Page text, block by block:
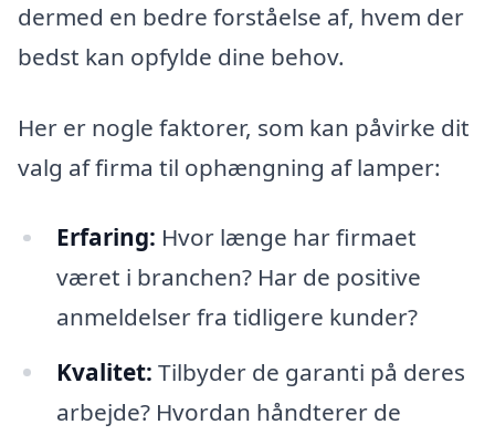
dermed en bedre forståelse af, hvem der
bedst kan opfylde dine behov.
Her er nogle faktorer, som kan påvirke dit
valg af firma til ophængning af lamper:
Erfaring: Hvor længe har firmaet
været i branchen? Har de positive
anmeldelser fra tidligere kunder?
Kvalitet: Tilbyder de garanti på deres
arbejde? Hvordan håndterer de